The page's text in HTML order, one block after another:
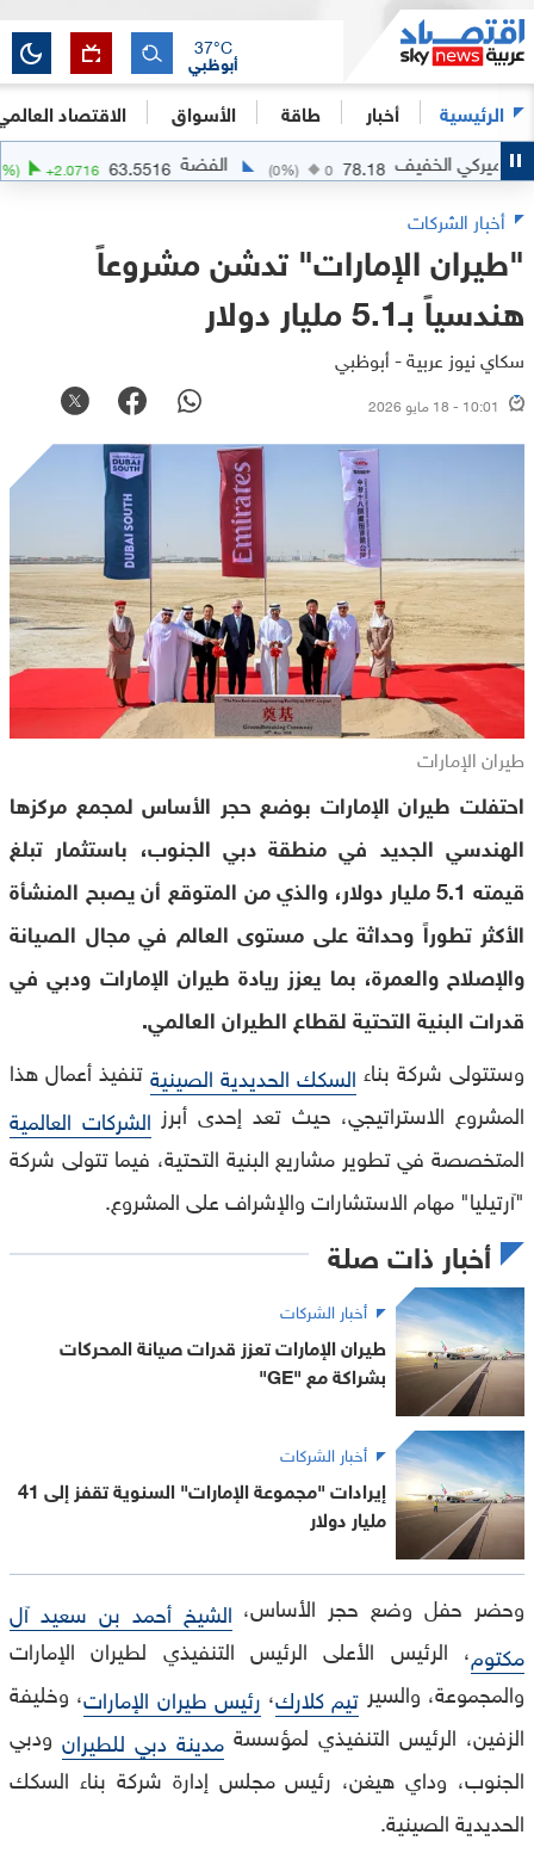
الرئيسية أخبار طاقة الأسواق الاقتصاد
أبوظبي
37°C
الخفيف 78.18
0
(0%) الفضة 63.5516
+2.0716
(+3.37%)
أخبار الشركات
"طيران الإمارات" تدشن مشروعاً
هندسياً بـ5.1 مليار دولار
سكاي نيوز عربية - أبوظبي
10:01 - 18 مايو 2026
طيران الإمارات
احتفلت طيران الإمارات بوضع حجر الأساس لمجمع مركزها
الهندسي الجديد في منطقة دبي الجنوب، باستثمار تبلغ
قيمته 5.1 مليار دولار، والذي من المتوقع أن يصبح المنشأة
الأكثر تطوراً وحداثة على مستوى العالم في مجال الصيانة
والإصلاح والعمرة، بما يعزز ريادة طيران الإمارات ودبي في
قدرات البنية التحتية لقطاع الطيران العالمي.
وستتولى شركة بناء السكك الحديدية الصينيةتنفيذ أعمال هذا
المشروع الاستراتيجي، حيث تعد إحدى أبرز الشركات العالمية
المتخصصة في تطوير مشاريع البنية التحتية، فيما تتولى شركة
"آرتيليا" مهام الاستشارات والإشراف على المشروع.
أخبار ذات صلة
أخبار الشركات
طيران الإمارات تعزز قدرات صيانة المحركات
بشراكة مع "GE"
أخبار الشركات
إيرادات "مجموعة الإمارات" السنوية تقفز إلى 41
مليار دولار
وحضر حفل وضع حجر الأساس، الشيخ أحمد بن سعيد آل
مكتوم، الرئيس الأعلى الرئيس التنفيذي لطيران الإمارات
والمجموعة، والسير تيم كلارك، رئيس طيران الإمارات، وخليفة
الزفين، الرئيس التنفيذي لمؤسسة مدينة دبي للطيران ودبي
الجنوب، وداي هيغن، رئيس مجلس إدارة شركة بناء السكك
الحديدية الصينية.